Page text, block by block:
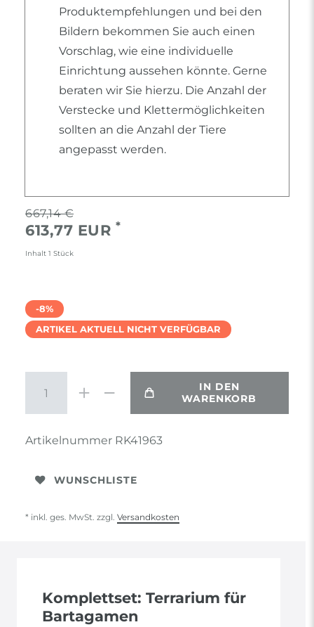
Produktempfehlungen und bei den
Bildern bekommen Sie auch einen
Vorschlag, wie eine individuelle
Einrichtung aussehen könnte. Gerne
beraten wir Sie hierzu. Die Anzahl der
Verstecke und Klettermöglichkeiten
sollten an die Anzahl der Tiere
angepasst werden.
667,14 €
613,77 EUR *
Inhalt 1 Stück
-8%
ARTIKEL AKTUELL NICHT VERFÜGBAR
IN DEN
WARENKORB
Artikelnummer RK41963
WUNSCHLISTE
* inkl. ges. MwSt. zzgl. Versandkosten
Komplettset: Terrarium für
Bartagamen